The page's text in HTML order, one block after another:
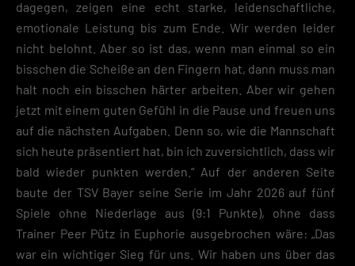
dagegen, zeigen eine echt starke, leidenschaftliche,
emotionale Leistung bis zum Ende. Wir werden leider
nicht belohnt. Aber so ist das, wenn man einmal so ein
bisschen die Scheiße an den Fingern hat, dann muss man
halt noch ein bisschen härter arbeiten. Aber wir gehen
jetzt mit einem guten Gefühl in die Pause und freuen uns
auf die nächsten Aufgaben. Denn so, wie die Mannschaft
sich heute präsentiert hat, bin ich zuversichtlich, dass wir
bald wieder punkten werden.“ Auf der anderen Seite
baute der TSV Bayer seine Serie im Jahr 2026 auf fünf
Spiele ohne Niederlage aus (9:1 Punkte), ohne dass
Trainer Peer Pütz in Euphorie ausgebrochen wäre: „Das
war ein wichtiger Sieg für uns. Wir haben uns über das